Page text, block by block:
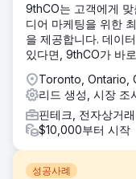
9thCO는 고객에게
디어 마케팅을 위한
을 제공합니다. 데이
있다면, 9thCO가 바
Toronto, Ontario,
리드 생성, 시장 조
핀테크, 전자상거래
$10,000부터 시작
성공사례